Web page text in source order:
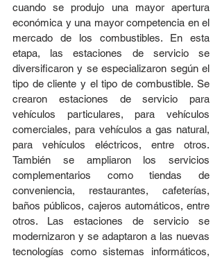
cuando se produjo una mayor apertura
económica y una mayor competencia en el
mercado de los combustibles. En esta
etapa, las estaciones de servicio se
diversificaron y se especializaron según el
tipo de cliente y el tipo de combustible. Se
crearon estaciones de servicio para
vehículos particulares, para vehículos
comerciales, para vehículos a gas natural,
para vehículos eléctricos, entre otros.
También se ampliaron los servicios
complementarios como tiendas de
conveniencia, restaurantes, cafeterías,
baños públicos, cajeros automáticos, entre
otros. Las estaciones de servicio se
modernizaron y se adaptaron a las nuevas
tecnologías como sistemas informáticos,